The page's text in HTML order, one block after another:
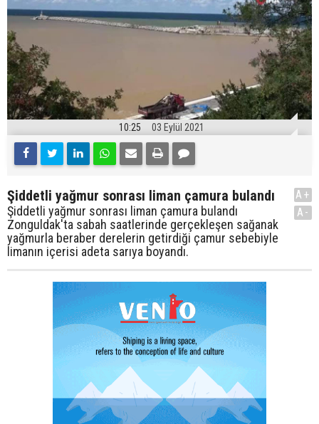
10:25 03 Eylül 2021
Şiddetli yağmur sonrası liman çamura bulandı
Şiddetli yağmur sonrası liman çamura bulandı
Zonguldak'ta sabah saatlerinde gerçekleşen sağanak
yağmurla beraber derelerin getirdiği çamur sebebiyle
limanın içerisi adeta sarıya boyandı.
A+
A-